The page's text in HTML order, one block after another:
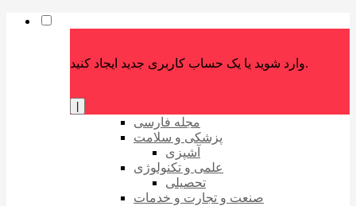
وارد شوید یا یک حساب کاربری جدید ایجاد کنید.
مجله فارسی
پزشکی و سلامت
آشپزی
علمی و تکنولوژی
تحصیلی
صنعت و تجارت و خدمات